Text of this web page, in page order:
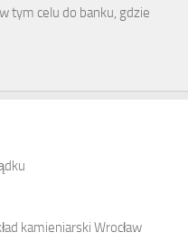
tym celu do banku, gdzie
kamieniarski Wrocław